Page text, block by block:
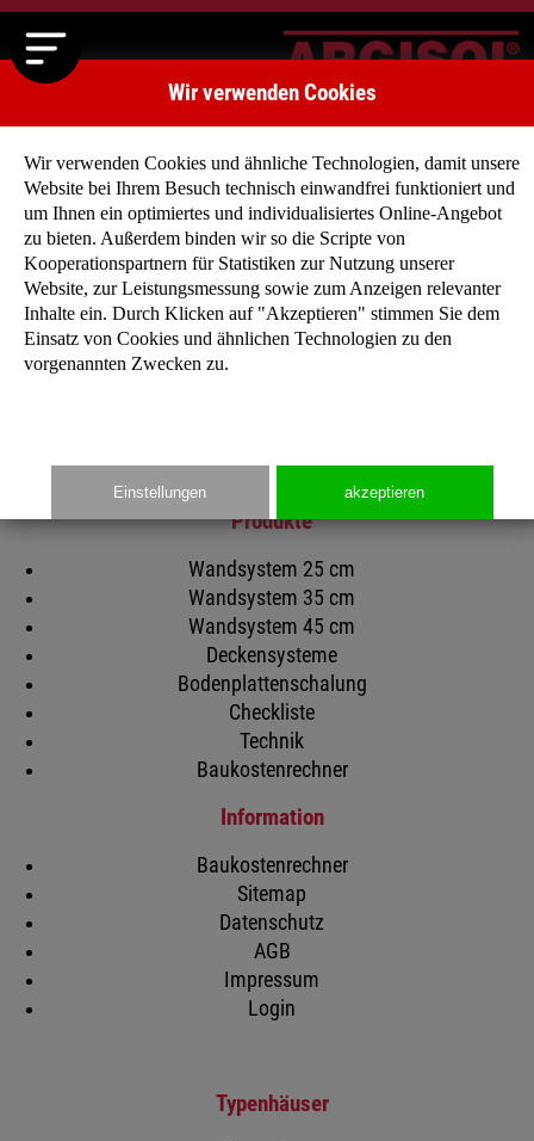
Main
Startseite
Unternehmen
Produkte
Wandsystem 25 cm
Wandsystem 35 cm
Wandsystem 45 cm
Deckensysteme
Bodenplattenschalung
Checkliste
Technik
Baukostenrechner
Information
Baukostenrechner
Sitemap
Datenschutz
AGB
Impressum
Login
Typenhäuser
Wir verwenden Cookies
Wir verwenden Cookies und ähnliche Technologien, damit unsere
Website bei Ihrem Besuch technisch einwandfrei funktioniert und
um Ihnen ein optimiertes und individualisiertes Online-Angebot
zu bieten. Außerdem binden wir so die Scripte von
Kooperationspartnern für Statistiken zur Nutzung unserer
Website, zur Leistungsmessung sowie zum Anzeigen relevanter
Inhalte ein. Durch Klicken auf "Akzeptieren" stimmen Sie dem
Einsatz von Cookies und ähnlichen Technologien zu den
vorgenannten Zwecken zu.
Einstellungen akzeptieren